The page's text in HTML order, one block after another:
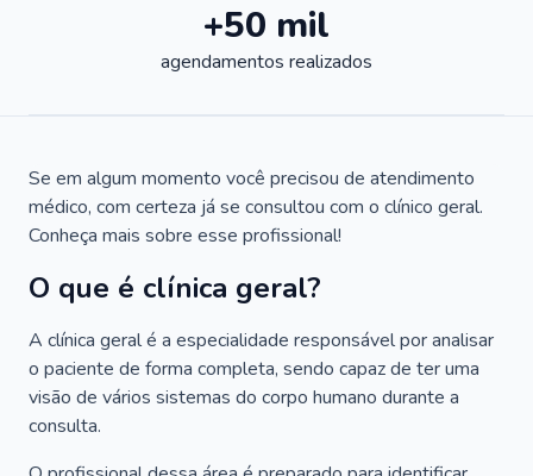
+50 mil
agendamentos realizados
Se em algum momento você precisou de atendimento
médico, com certeza já se consultou com o clínico geral.
Conheça mais sobre esse profissional!
O que é clínica geral?
A clínica geral é a especialidade responsável por analisar
o paciente de forma completa, sendo capaz de ter uma
visão de vários sistemas do corpo humano durante a
consulta.